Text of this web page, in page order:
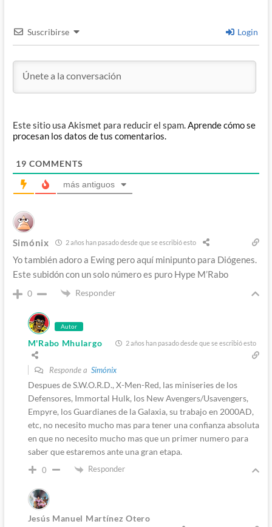
Suscribirse Login
Este sitio usa Akismet para reducir el spam.Aprende cómo se
procesan los datos de tus comentarios.
19 COMMENTS
más antiguos
Simónix 2 años han pasado desde que se escribió esto
Yo también adoro a Ewing pero aquí minipunto para Diógenes.
Este subidón con un solo número es puro Hype M’Rabo
0 Responder
Autor
M'Rabo Mhulargo 2 años han pasado desde que se escribió esto
Responde a Simónix
Despues de S.W.O.R.D., X-Men-Red, las miniseries de los
Defensores, Immortal Hulk, los New Avengers/Usavengers,
Empyre, los Guardianes de la Galaxia, su trabajo en 2000AD,
etc, no necesito mucho mas para tener una confianza absoluta
en que no necesito mucho mas que un primer numero para
saber que estaremos ante una gran etapa.
0 Responder
Jesús Manuel Martínez Otero